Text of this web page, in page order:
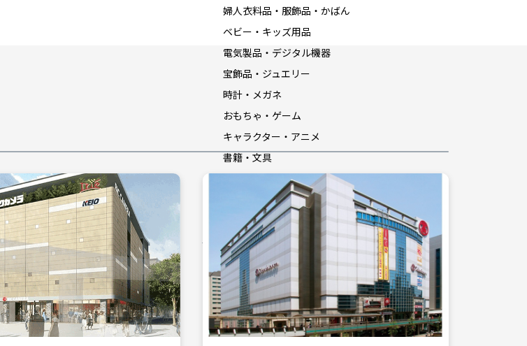
婦人衣料品・服飾品・かばん
ベビー・キッズ用品
電気製品・デジタル機器
宝飾品・ジュエリー
時計・メガネ
おもちゃ・ゲーム
キャラクター・アニメ
書籍・文具
芸術・伝統工芸
その他